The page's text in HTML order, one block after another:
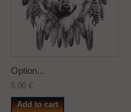
Option...
5,00 €
Add to cart